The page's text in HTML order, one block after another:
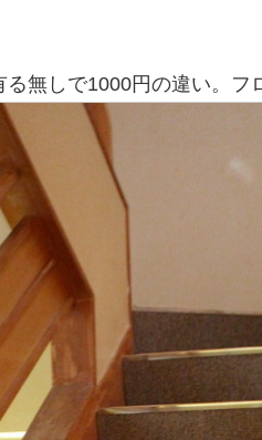
る無しで1000円の違い。フ